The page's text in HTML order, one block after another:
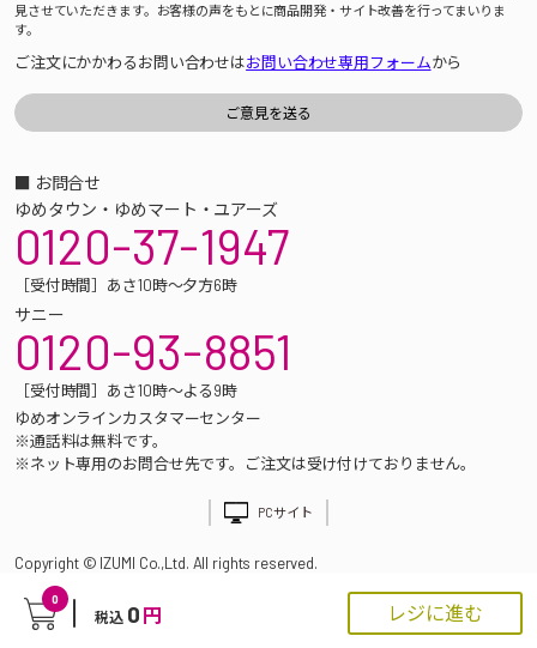
0
税込 0 円 レジに進む
見させていただきます。お客様の声をもとに商品開発・サイト改善を行ってまいりま
す。
ご注文にかかわるお問い合わせはお問い合わせ専用フォームから
■ お問合せ
ゆめタウン・ゆめマート・ユアーズ
0120-37-1947
［受付時間］あさ10時～夕方6時
サニー
0120-93-8851
［受付時間］あさ10時～よる9時
ゆめオンラインカスタマーセンター
※通話料は無料です。
※ネット専用のお問合せ先です。ご注文は受け付けておりません。
PCサイト
Copyright © IZUMI Co.,Ltd. All rights reserved.